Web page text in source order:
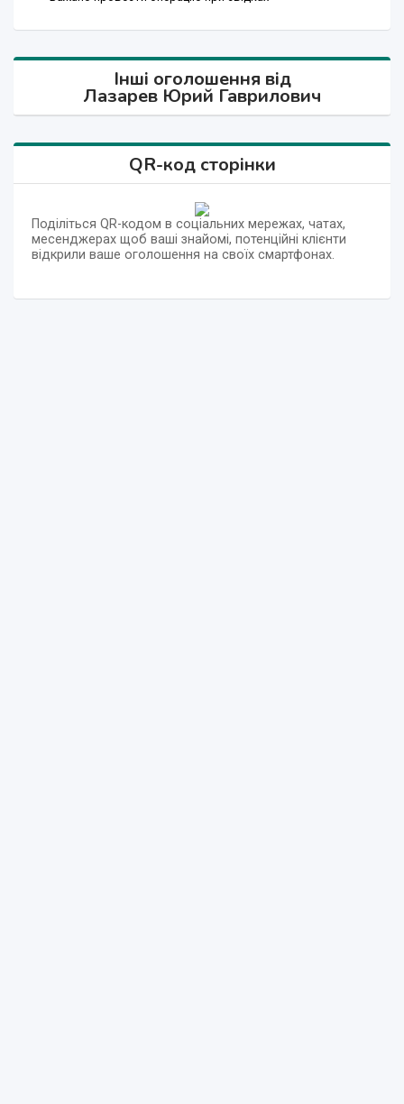
Інші оголошення від
Лазарев Юрий Гаврилович
QR-код сторінки
Поділіться QR-кодом в соціальних мережах, чатах,
месенджерах щоб ваші знайомі, потенційні клієнти
відкрили ваше оголошення на своїх смартфонах.